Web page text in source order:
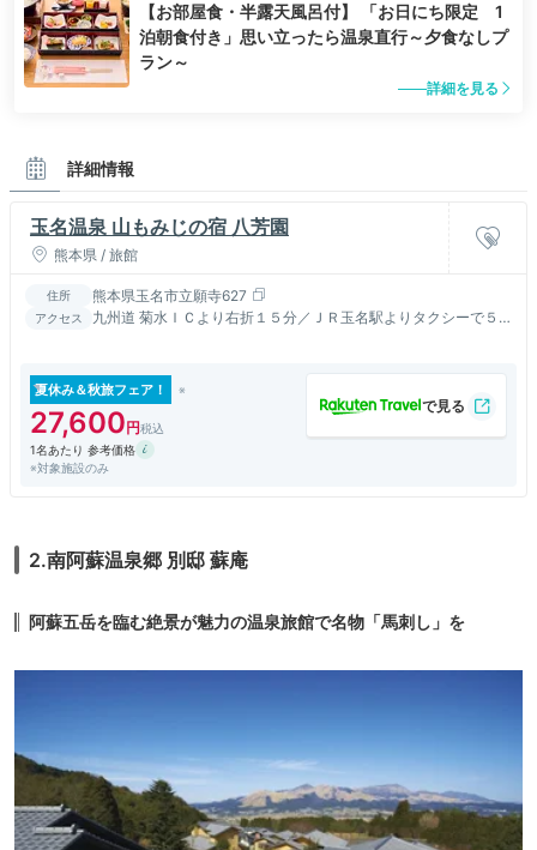
【お部屋食・半露天風呂付】 「お日にち限定 1
泊朝食付き」思い立ったら温泉直行～夕食なしプ
ラン～
詳細を見る
詳細情報
玉名温泉 山もみじの宿 八芳園
熊本県 / 旅館
住所 熊本県玉名市立願寺627
アクセス
九州道 菊水ＩＣより右折１５分／ＪＲ玉名駅よりタクシーで５
夏休み＆秋旅フェア！
27,600
1名あたり 参考価格
※対象施設のみ
2.南阿蘇温泉郷 別邸 蘇庵
阿蘇五岳を臨む絶景が魅力の温泉旅館で名物「馬刺し」を